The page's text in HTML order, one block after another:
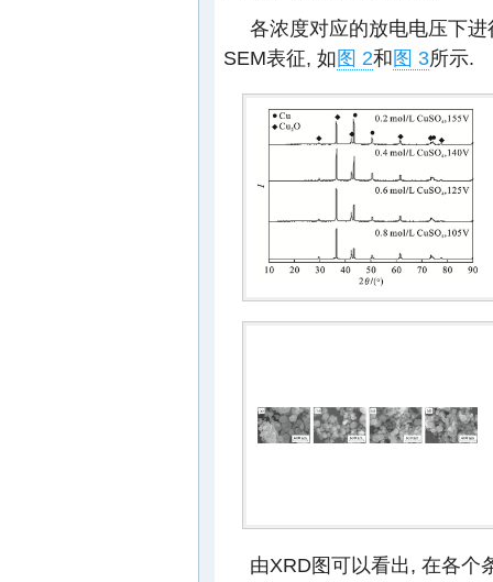
各浓度对应的放电电压下
SEM表征, 如图 2和图 3所示.
由XRD图可以看出, 在各个